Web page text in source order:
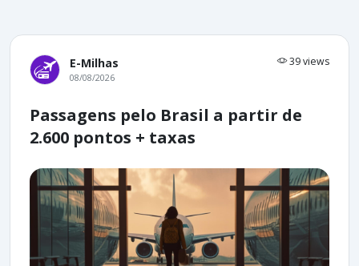
E-Milhas 39 views
08/08/2026
Passagens pelo Brasil a partir de
2.600 pontos + taxas